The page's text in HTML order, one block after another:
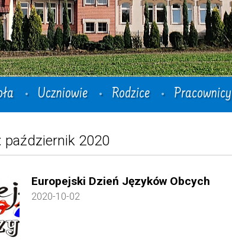
Uczniowie Rodzice Pracownicy
październik 2020
Europejski Dzień Języków Obcych
2020-10-02